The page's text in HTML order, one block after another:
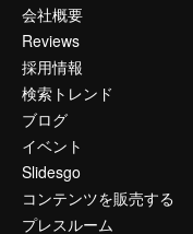
会社概要
Reviews
採用情報
検索トレンド
ブログ
イベント
Slidesgo
コンテンツを販売する
プレスルーム